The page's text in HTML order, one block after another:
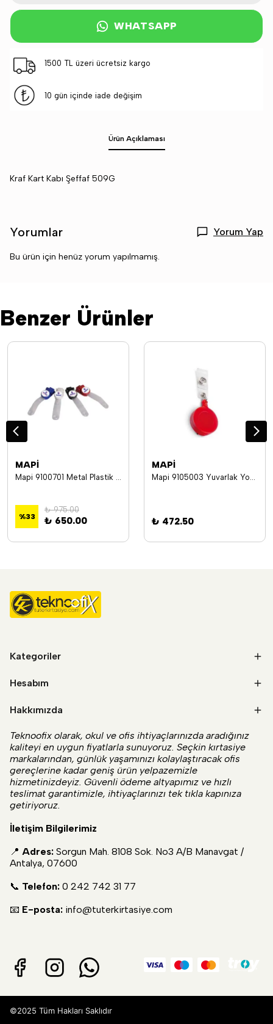
WHATSAPP
1500 TL üzeri ücretsiz kargo
10 gün içinde iade değişim
Ürün Açıklaması
Kraf Kart Kabı Şeffaf 509G
Yorumlar Yorum Yap
Bu ürün için henüz yorum yapılmamış.
Benzer Ürünler
MAPİ
Mapi 9100701 Metal Plastik Klips (Nato Tipi Promosyon) Siyah 100Lü Paket
%33
₺ 975.00
₺ 650.00
MAPİ
Mapi 9105003 Yuvarlak Yoyo Kırmızı
₺ 472.50
Kategoriler
Hesabım
Hakkımızda
Teknoofix olarak, okul ve ofis ihtiyaçlarınızda aradığınız
kaliteyi en uygun fiyatlarla sunuyoruz. Seçkin kırtasiye
markalarından, günlük yaşamınızı kolaylaştıracak ofis
gereçlerine kadar geniş ürün yelpazemizle
hizmetinizdeyiz. Güvenli ödeme altyapımız ve hızlı
teslimat garantimizle, ihtiyaçlarınızı tek tıkla kapınıza
getiriyoruz.
İletişim Bilgilerimiz
📍 Adres: Sorgun Mah. 8108 Sok. No3 A/B Manavgat /
Antalya, 07600
📞 Telefon: 0 242 742 31 77
📧 E-posta: info@tuterkirtasiye.com
©2025 Tüm Hakları Saklıdır